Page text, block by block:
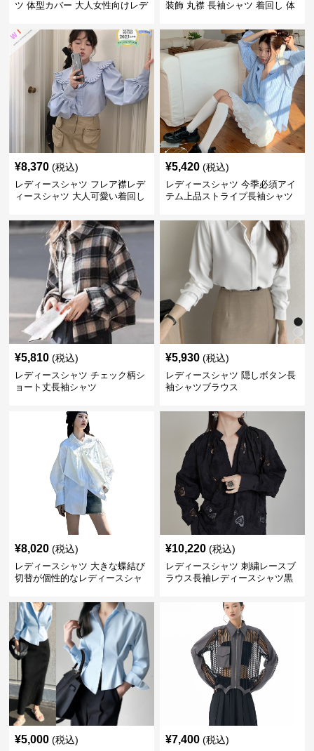
ツ 体型カバー 大人女性向けレデ
装飾 丸襟 長袖シャツ 着回し 体
¥8,370 (税込)
レディースシャツ フレア襟レデ
ィースシャツ 大人可愛い着回し
¥5,420 (税込)
レディースシャツ 今季必須アイ
テム上品ストライプ長袖シャツ
¥5,810 (税込)
レディースシャツ チェック柄シ
ョート丈長袖シャツ
¥5,930 (税込)
レディースシャツ 隠しボタン長
袖シャツブラウス
¥8,020 (税込)
レディースシャツ 大きな蝶結び
切替が個性的なレディースシャ
¥10,220 (税込)
レディースシャツ 刺繍レースブ
ラウス長袖レディースシャツ黒
¥5,000 (税込) ¥7,400 (税込)